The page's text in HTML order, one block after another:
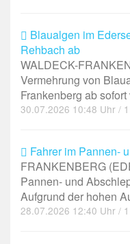
Blaualgen im
Rehbach ab
WALDECK-
Vermehrung von
Frankenberg ab
30.07.2026 10:48 Uhr /
Fahrer im Pannen-
FRANKENBERG
Pannen- und
Aufgrund der hohen
28.07.2026 12:40 Uhr /